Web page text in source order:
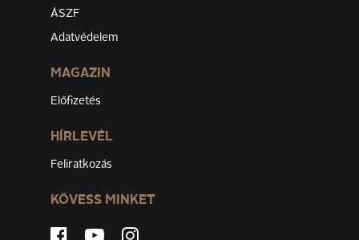
ÁSZF
Adatvédelem
MAGAZIN
Előfizetés
HÍRLEVÉL
Feliratkozás
KÖVESS MINKET